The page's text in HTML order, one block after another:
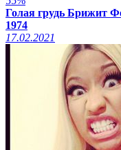
Голая грудь Брижит
1974
17.02.2021